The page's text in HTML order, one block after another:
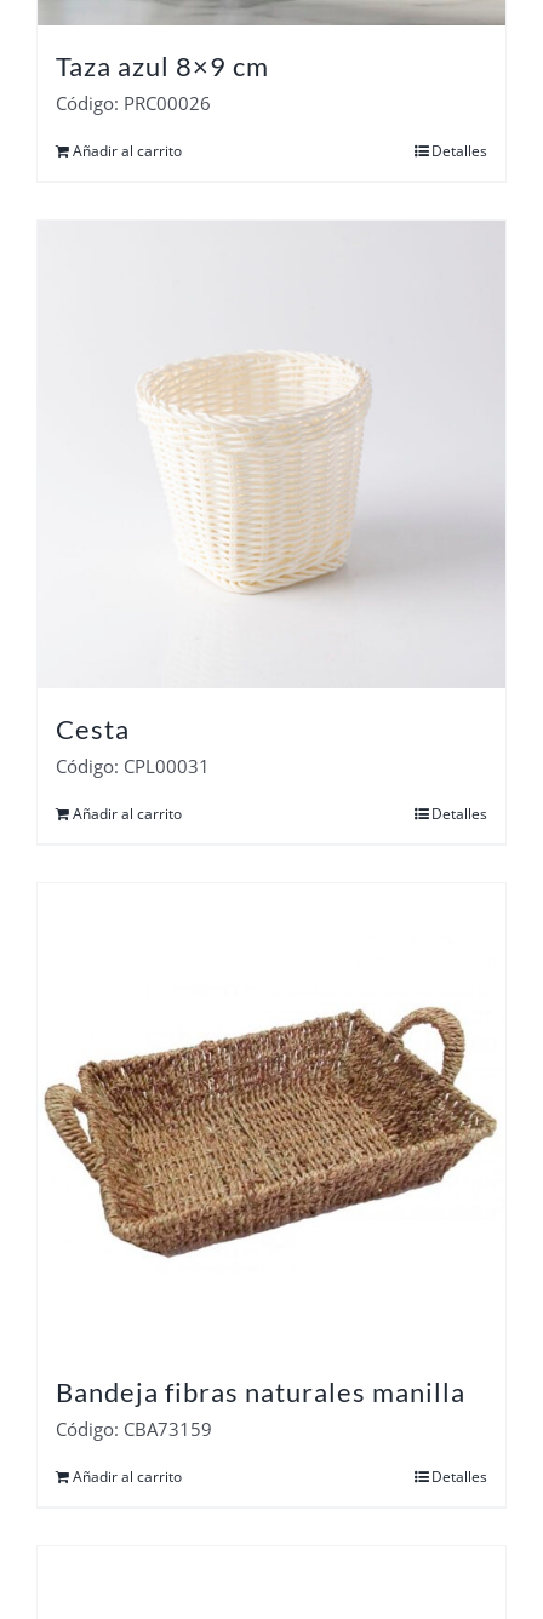
Taza azul 8×9 cm
Código: PRC00026
Añadir al carrito Detalles
Cesta
Código: CPL00031
Añadir al carrito Detalles
Bandeja fibras naturales manilla
Código: CBA73159
Añadir al carrito Detalles